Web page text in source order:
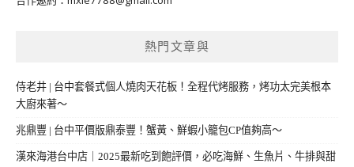
熱門文章與
侍老井 | 台中套餐式個人燒肉天花板！全程代烤服務，烤功太完美根本
大廚來著～
兆鼎豐 | 台中平價版鼎泰豐！蟹黃、鮮蝦小籠包CP值夠高～
漢來海港台中店｜2025最新吃到飽評價，必吃海鮮、生魚片、牛排與甜